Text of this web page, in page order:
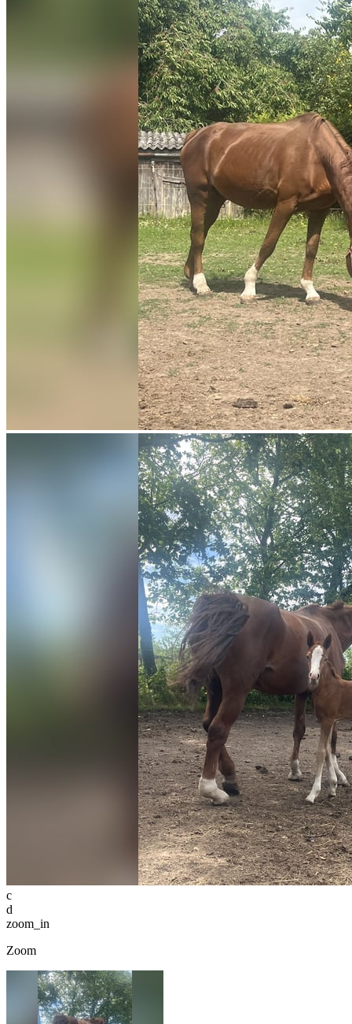
c
d
zoom_in
Zoom